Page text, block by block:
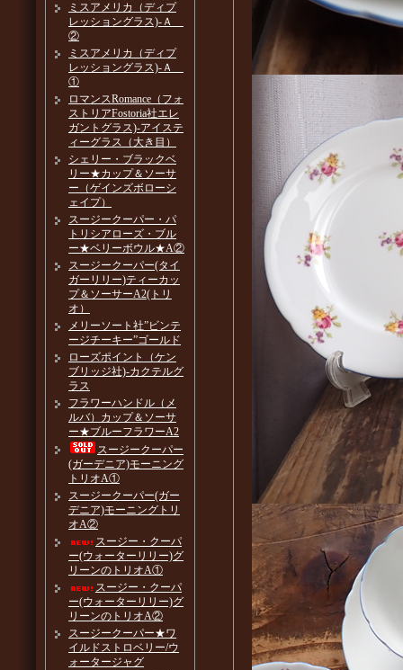
ミスアメリカ（ディプ
レッショングラス)-Ａ
②
ミスアメリカ（ディプ
レッショングラス)-Ａ
①
ロマンスRomance（フォ
ストリアFostoria社エレ
ガントグラス)-アイステ
ィーグラス（大き目）
シェリー・ブラックベ
リー★カップ＆ソーサ
ー（ゲインズボローシ
ェイプ）
スージークーパー・パ
トリシアローズ・ブル
ー★ベリーボウル★A②
スージークーパー(タイ
ガーリリー)ティーカッ
プ＆ソーサーA2(トリ
オ）
メリーソート社”ビンテ
ージチーキー”ゴールド
ローズポイント（ケン
ブリッジ社)-カクテルグ
ラス
フラワーハンドル（メ
ルバ）カップ＆ソーサ
ー★ブルーフラワーA2
スージークーパー
(ガーデニア)モーニング
トリオA①
スージークーパー(ガー
デニア)モーニングトリ
オA②
スージー・クーパ
ー(ウォーターリリー)グ
リーンのトリオA①
スージー・クーパ
ー(ウォーターリリー)グ
リーンのトリオA②
スージークーパー★ワ
イルドストロベリー/ウ
ォータージャグ